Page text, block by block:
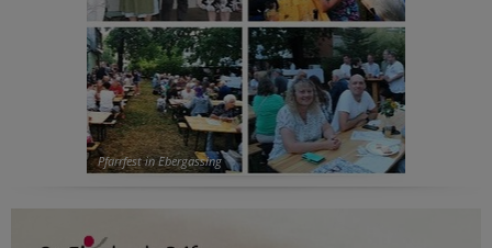
Pfarrfest in Ebergassing